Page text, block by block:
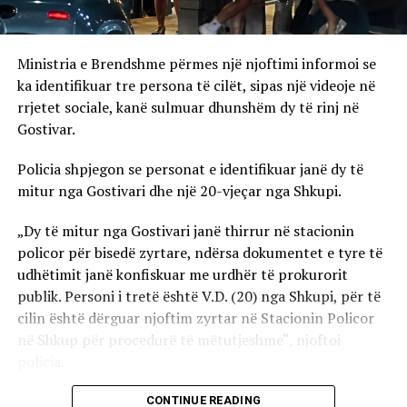
Ministria e Brendshme përmes një njoftimi informoi se
ka identifikuar tre persona të cilët, sipas një videoje në
rrjetet sociale, kanë sulmuar dhunshëm dy të rinj në
Gostivar.
Policia shpjegon se personat e identifikuar janë dy të
mitur nga Gostivari dhe një 20-vjeçar nga Shkupi.
„Dy të mitur nga Gostivari janë thirrur në stacionin
policor për bisedë zyrtare, ndërsa dokumentet e tyre të
udhëtimit janë konfiskuar me urdhër të prokurorit
publik. Personi i tretë është V.D. (20) nga Shkupi, për të
cilin është dërguar njoftim zyrtar në Stacionin Policor
në Shkup për procedurë të mëtutjeshme“, njoftoi
Ata theksojnë se ndaj të treve do të zbatohet një
CONTINUE READING